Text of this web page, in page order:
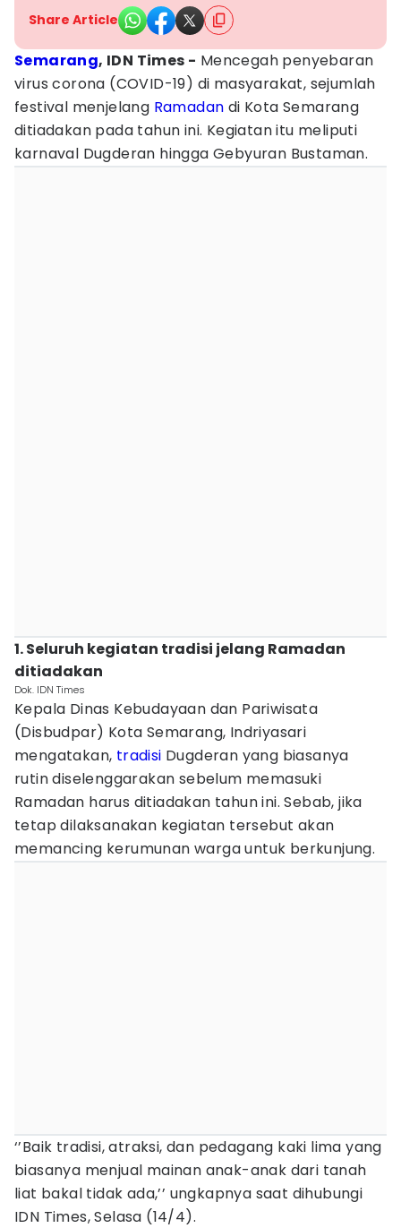
Share Article
Semarang, IDN Times - Mencegah penyebaran
virus corona (COVID-19) di masyarakat, sejumlah
festival menjelang Ramadan di Kota Semarang
ditiadakan pada tahun ini. Kegiatan itu meliputi
karnaval Dugderan hingga Gebyuran Bustaman.
1. Seluruh kegiatan tradisi jelang Ramadan
ditiadakan
Dok. IDN Times
Kepala Dinas Kebudayaan dan Pariwisata
(Disbudpar) Kota Semarang, Indriyasari
mengatakan, tradisi Dugderan yang biasanya
rutin diselenggarakan sebelum memasuki
Ramadan harus ditiadakan tahun ini. Sebab, jika
tetap dilaksanakan kegiatan tersebut akan
memancing kerumunan warga untuk berkunjung.
‘’Baik tradisi, atraksi, dan pedagang kaki lima yang
biasanya menjual mainan anak-anak dari tanah
liat bakal tidak ada,’’ ungkapnya saat dihubungi
IDN Times, Selasa (14/4).